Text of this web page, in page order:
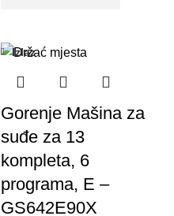
Izlaz
Gorenje Mašina za
suđe za 13
kompleta, 6
programa, E –
GS642E90X